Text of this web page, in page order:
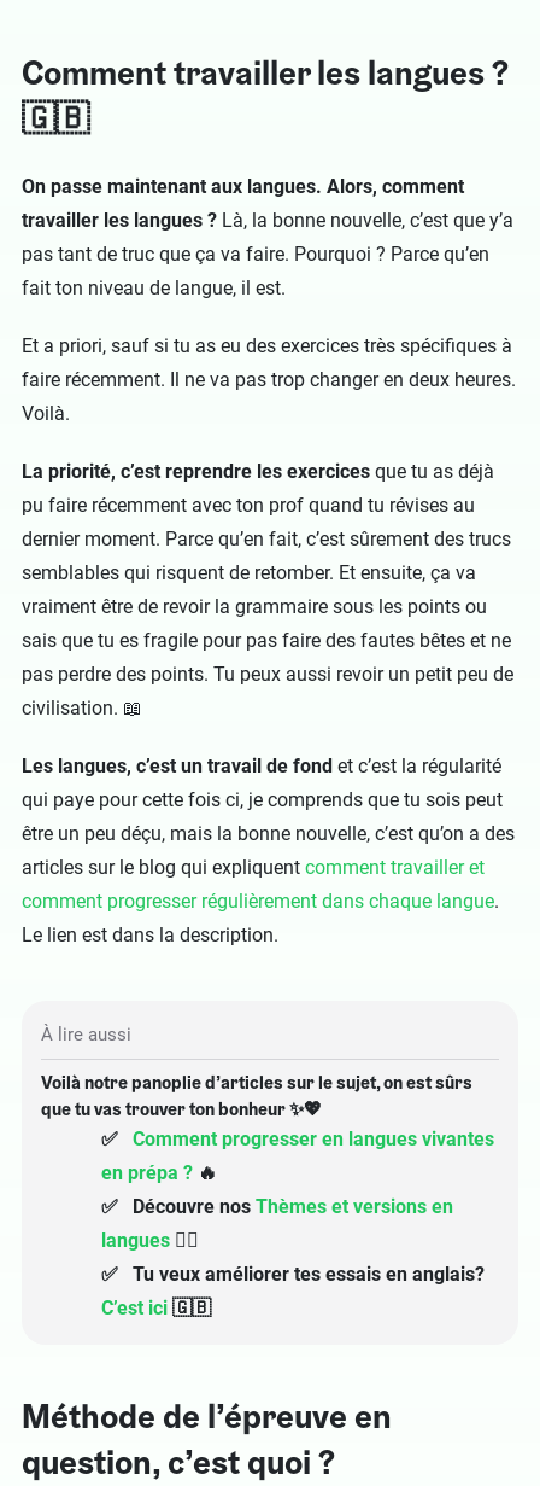
Comment travailler les langues ?
🇬🇧
On passe maintenant aux langues. Alors, comment
travailler les langues ? Là, la bonne nouvelle, c’est que y’a
pas tant de truc que ça va faire. Pourquoi ? Parce qu’en
fait ton niveau de langue, il est.
Et a priori, sauf si tu as eu des exercices très spécifiques à
faire récemment. Il ne va pas trop changer en deux heures.
Voilà.
La priorité, c’est reprendre les exercices que tu as déjà
pu faire récemment avec ton prof quand tu révises au
dernier moment. Parce qu’en fait, c’est sûrement des trucs
semblables qui risquent de retomber. Et ensuite, ça va
vraiment être de revoir la grammaire sous les points ou
sais que tu es fragile pour pas faire des fautes bêtes et ne
pas perdre des points. Tu peux aussi revoir un petit peu de
civilisation. 📖
Les langues, c’est un travail de fond et c’est la régularité
qui paye pour cette fois ci, je comprends que tu sois peut
être un peu déçu, mais la bonne nouvelle, c’est qu’on a des
articles sur le blog qui expliquent comment travailler et
comment progresser régulièrement dans chaque langue.
Le lien est dans la description.
À lire aussi
Voilà notre panoplie d’articles sur le sujet, on est sûrs
que tu vas trouver ton bonheur ✨💖
✅ Comment progresser en langues vivantes
en prépa ? 🔥
✅ Découvre nos Thèmes et versions en
langues 🏋️‍♂️
✅ Tu veux améliorer tes essais en anglais?
C’est ici 🇬🇧
Méthode de l’épreuve en
question, c’est quoi ?